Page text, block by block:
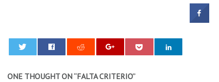
ONE THOUGHT ON “FALTA CRITERIO”